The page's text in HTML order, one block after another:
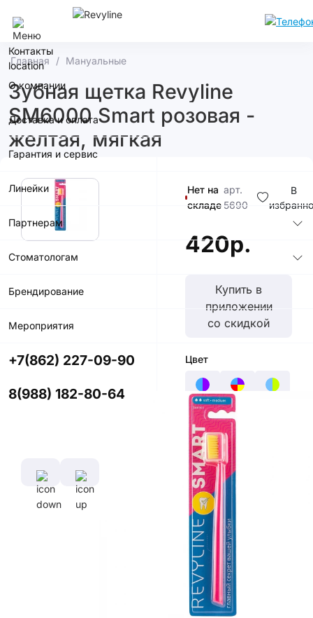
Контакты
О компании
Доставка и оплата
Гарантия и сервис
Линейки
Партнерам
Стоматологам
Брендирование
Мероприятия
+7(862) 227-09-90
8(988) 182-80-64
Главная Мануальные
Зубная щетка Revyline
SM6000 Smart розовая -
желтая, мягкая
Нет на
складе
арт.
5690
В
420р.
Купить в
приложении
со скидкой
Цвет
Характеристики
Диаметр
щетины,
мм
0,1 мм
см
16,5
см
Длина
щетины,
мм